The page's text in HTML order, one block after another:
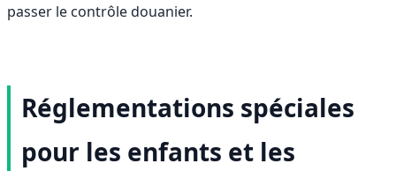
passer le contrôle douanier.
Réglementations spéciales
pour les enfants et les